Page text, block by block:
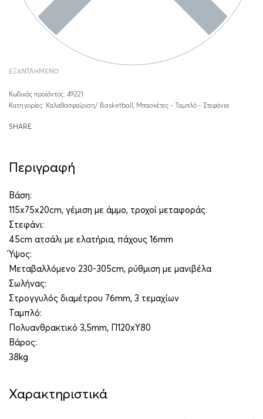
ΕΞΑΝΤΛΗΜΈΝΟ
49221
Κατηγορίες: Καλαθοσφαίριση/ Basketball , Μπασκέτες - Ταμπλό - Στεφάνια
SHARE
Περιγραφή
Βάση:
115x75x20cm, γέμιση με άμμο, τροχοί μεταφοράς.
Στεφάνι:
45cm ατσάλι με ελατήρια, πάχους 16mm
Ύψος:
Μεταβαλλόμενο 230-305cm, ρύθμιση με μανιβέλα
Σωλήνας:
Στρογγυλός διαμέτρου 76mm, 3 τεμαχίων
Ταμπλό:
Πολυανθρακτικό 3,5mm, Π120xΥ80
Βάρος:
38kg
Χαρακτηριστικά